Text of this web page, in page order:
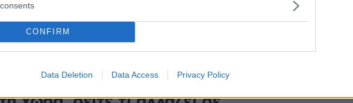
CONFIRM
Data Deletion Data Access Privacy Policy
κατασκευή, λειτουργία και συντήρηση
12 φοιτητικές εστίες